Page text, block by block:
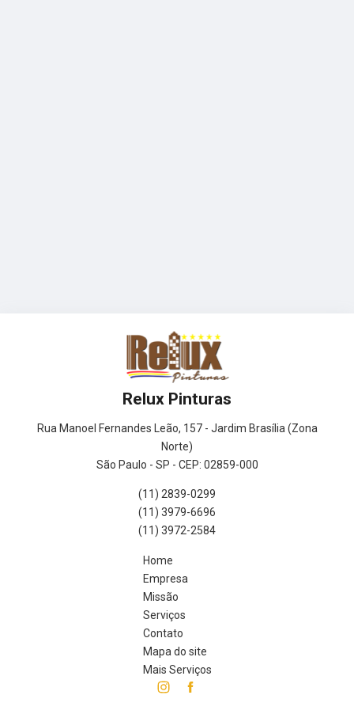
Relux Pinturas
Rua Manoel Fernandes Leão, 157 - Jardim Brasília (Zona
Norte)
São Paulo - SP - CEP: 02859-000
(11) 2839-0299
(11) 3979-6696
(11) 3972-2584
Home
Empresa
Missão
Serviços
Contato
Mapa do site
Mais Serviços